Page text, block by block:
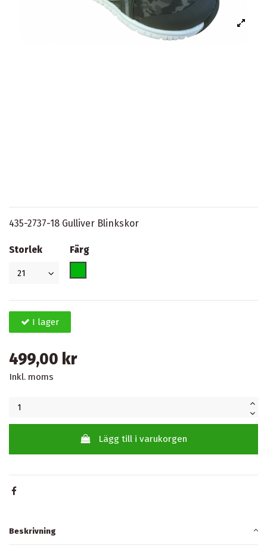
435-2737-18 Gulliver Blinkskor
Storlek
Färg
I lager
499,00 kr
Inkl. moms
Lägg till i varukorgen
Beskrivning